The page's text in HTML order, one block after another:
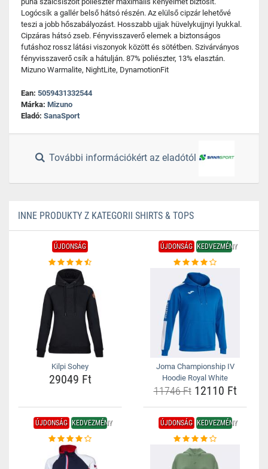
Logócsík a gallér belső hátsó részén. Az elülső cipzár lehetővé
teszi a jobb hőszabályozást. Hosszabb ujjak hüvelykujjnyi lyukkal.
Cipzáras hátsó zseb. Fényvisszaverő elemek a biztonságos
futáshoz rossz látási viszonyok között és sötétben. Szivárványos
fényvisszaverő csík a hátulján. 87% poliészter, 13% elasztán.
Mizuno Warmalite, NightLite, DynamotionFit
Ean: 5059431332544
Márka: Mizuno
Eladó: SanaSport
További információkért az eladótól
INNE PRODUKTY Z KATEGORII SHIRTS & TOPS
ÚJDONSÁG
Kilpi Sohey
29049 Ft
ÚJDONSÁG KEDVEZMÉNY
Joma Championship IV
Hoodie Royal White
11746 Ft12110 Ft
ÚJDONSÁG KEDVEZMÉNY ÚJDONSÁG KEDVEZMÉNY